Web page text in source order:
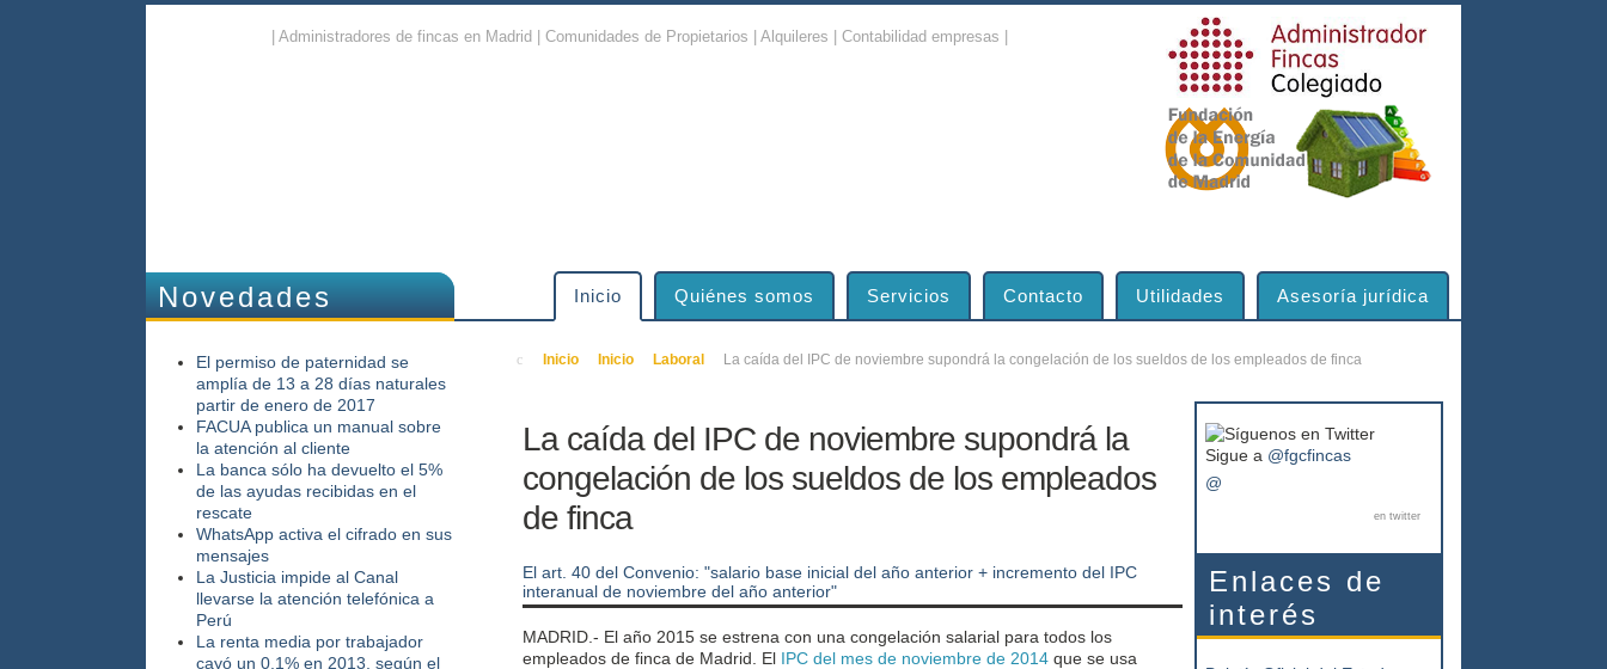
| Administradores de fincas en Madrid | Comunidades de Propietarios | Alquileres | Contabilidad empresas |
Inicio Quiénes somos Servicios Contacto Utilidades Asesoría jurídica
Novedades
El permiso de paternidad se
amplía de 13 a 28 días naturales
partir de enero de 2017
FACUA publica un manual sobre
la atención al cliente
La banca sólo ha devuelto el 5%
de las ayudas recibidas en el
rescate
WhatsApp activa el cifrado en sus
mensajes
La Justicia impide al Canal
llevarse la atención telefónica a
Perú
La renta media por trabajador
cayó un 0,1% en 2013, según el
Inicio Inicio Laboral La caída del IPC de noviembre supondrá la congelación de los sueldos de los empleados de finca
La caída del IPC de noviembre supondrá la
congelación de los sueldos de los empleados
de finca
El art. 40 del Convenio: "salario base inicial del año anterior + incremento del IPC
interanual de noviembre del año anterior"
MADRID.- El año 2015 se estrena con una congelación salarial para todos los
empleados de finca de Madrid. El IPC del mes de noviembre de 2014 que se usa
Sigue a @fgcfincas
@
en twitter
Enlaces de
interés